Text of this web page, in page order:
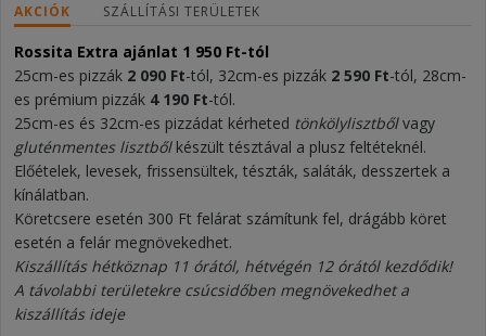
AKCIÓK SZÁLLÍTÁSI TERÜLETEK
Rossita Extra ajánlat 1 950 Ft-tól
25cm-es pizzák 2 090 Ft-tól, 32cm-es pizzák 2 590 Ft-tól, 28cm-
es prémium pizzák 4 190 Ft-tól.
25cm-es és 32cm-es pizzádat kérheted tönkölylisztbőlvagy
gluténmentes lisztbőlkészült tésztával a plusz feltéteknél.
Előételek, levesek, frissensültek, tészták, saláták, desszertek a
kínálatban.
Köretcsere esetén 300 Ft felárat számítunk fel, drágább köret
esetén a felár megnövekedhet.
Kiszállítás hétköznap 11 órától, hétvégén 12 órától kezdődik!
A távolabbi területekre csúcsidőben megnövekedhet a
kiszállítás ideje